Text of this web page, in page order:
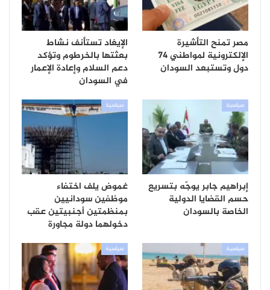
مصر تمنح التأشيرة
الإلكترونية لمواطني 74
دول وتستبعد السودان
الإيغاد تستأنف نشاط
بعثتها بالخرطوم وتؤكد
دعم السلام وإعادة الإعمار
في السودان
سياسية
إبراهيم جابر يوجّه بتسريع
حسم القضايا الدولية
الخاصة بالسودان
سياسية
غموض يلف اختفاء
موظفين سودانيين
بمنظمتين أجنبيتين عقب
دخولهما دولة مجاورة
سياسية سياسية